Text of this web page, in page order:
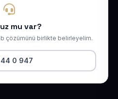
mu var?
çözümünü birlikte belirleyelim.
0 947